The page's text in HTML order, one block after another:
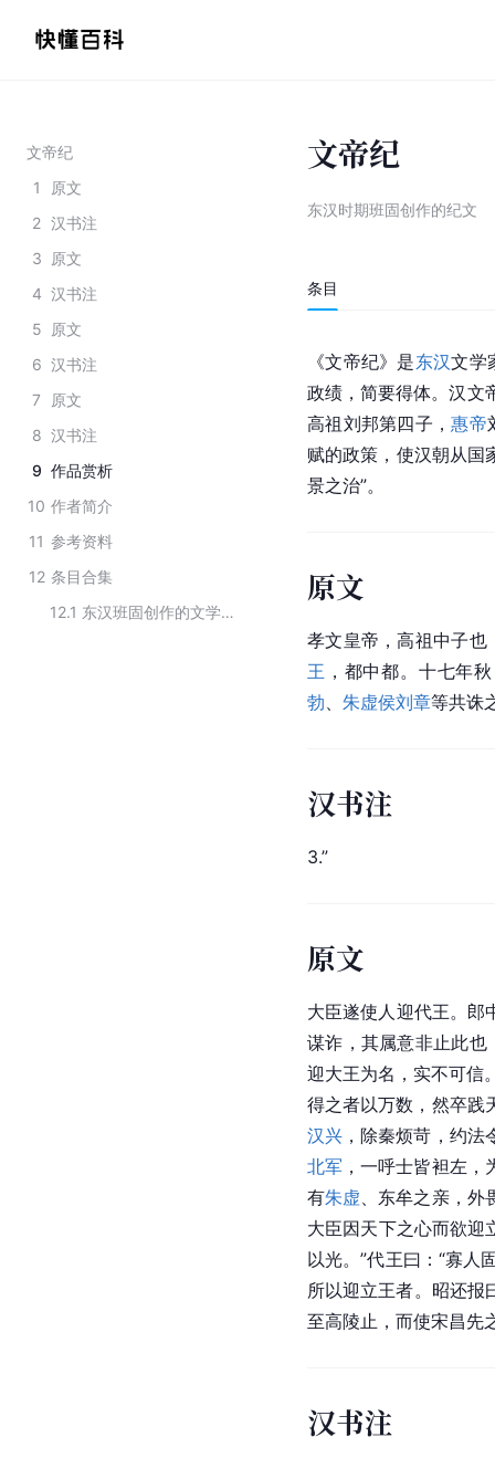
文帝纪
1
原文
2 汉书注
3
原文
4 汉书注
5
原文
6 汉书注
7
原文
8 汉书注
9 作品赏析
10 作者简介
11 参考资料
12 条目合集
12.1
东汉班固创作的文学作品
文帝纪
东汉时期班固创作的纪文
条目
《文帝纪》是东汉文学
政绩，简要得体。汉
高祖刘邦第四子，惠帝
赋的政策，使汉朝从国
景之治”。
原文
孝文皇帝，高祖中子
王 ，都中都。十七年
勃
朱虚侯刘章等共诛
汉书注
3.”
原文
大臣遂使人迎代王。郎
谋诈，其属意非止此也
迎大王为名，实不可信
得之者以万数，然卒践
汉兴 ，除秦烦苛，约
北军 ，一呼士皆袒左，
有朱虚 、东牟之亲，
大臣因天下之心而欲迎
以光。”代王曰：“寡人
所以迎立王者。昭还报
至高陵止，而使宋昌先
汉书注